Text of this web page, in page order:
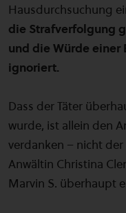
Hausdurchsuchung
die Strafverfolgung
und die Würde einer
ignoriert.
Dass der Täter
wurde, ist allein den
verdanken – nicht
Anwältin Christina
Marvin S. überhaupt